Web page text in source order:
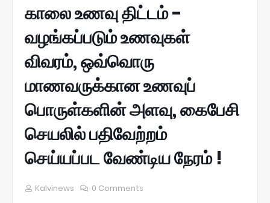
காலை உணவு திட்டம் -
வழங்கப்படும் உணவுகள்
விவரம், ஒவ்வொரு
மாணவருக்கான உணவுப்
பொருள்களின் அளவு, கைபேசி
செயலில் பதிவேற்றம்
செய்யப்பட வேண்டிய நேரம் !
Kalvinews 0 Comments